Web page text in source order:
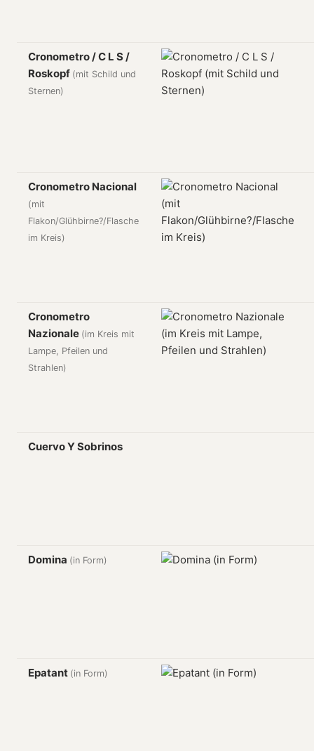
Cronometro / C L S /
Roskopf (mit Schild und
Sternen)
Cronometro Nacional
(mit
Flakon/Glühbirne?/Flasche
im Kreis)
Cronometro
Nazionale (im Kreis mit
Lampe, Pfeilen und
Strahlen)
Cuervo Y Sobrinos
Domina (in Form)
Epatant (in Form)